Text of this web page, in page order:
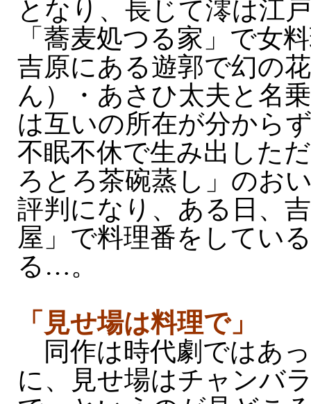
となり、長じて澪は江
「蕎麦処つる家」で女
吉原にある遊郭で幻の
ん）・あさひ太夫と名
は互いの所在が分から
不眠不休で生み出した
ろとろ茶碗蒸し」のお
評判になり、ある日、
屋」で料理番をしてい
る…。
「見せ場は料理で」
同作は時代劇ではあ
に、見せ場はチャンバ